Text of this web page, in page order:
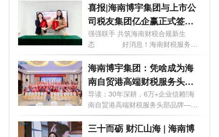
喜报|海南博宇集团与上市公
司税友集团亿企赢正式签约
合作
强强联手 共筑海南财税合规新生
态 好消息！海南财税服务领
域迎来...
海南博宇集团：凭啥成为海
南自贸港高端财税服务头部
品牌？
导读：30年深耕，6万+企业信赖!海
南自贸港高端财税服务头部品牌——
博宇集...
三十而砺 财汇山海 | 海南博